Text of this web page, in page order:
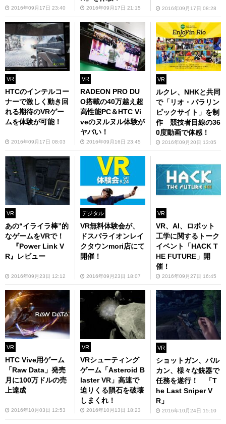
2016年09月17日 23:40 2016年09月17日 21:15 2016年09月17日 08:28
VR
HTCのインテルコー
ナーで激しく動き回
れる期待のVRゲー
ムを体験が可能！
2016年09月17日 08:03
VR
RADEON PRO DU
O搭載の40万越え超
高性能PC＆HTC Vi
veのヌルヌル体験が
ヤバい！
2016年09月16日 23:45
VR
ルクレ、NHKと共同
で「リオ・パラリン
ピックサイト」を制
作 競技者目線の36
0度動画で体感！
2016年09月20日 13:05
VR
あの“イライラ棒”的
なゲームをVRで！
『Power Link V
R』レビュー
2016年09月23日 12:12
デジタル
VR無料体験会が、
ドスパライオンレイ
クタウンmori店にて
開催！
2016年09月23日 18:07
VR
VR、AI、ロボット
工学に関するトーク
イベント「HACK T
HE FUTURE」開
催！
2016年09月27日 16:45
VR
HTC Vive用ゲーム
「Raw Data」発売
月に100万ドルの売
上達成
2016年10月03日 12:53
VR
VRシューティング
ゲーム「Asteroid B
laster VR」高速で
迫りくる隕石を破壊
しまくれ！
2016年10月13日 18:23
VR
ショットガン、バル
カン、様々な銃器で
任務を遂行！ 「T
he Last Sniper V
R」
2016年10月24日 15:10